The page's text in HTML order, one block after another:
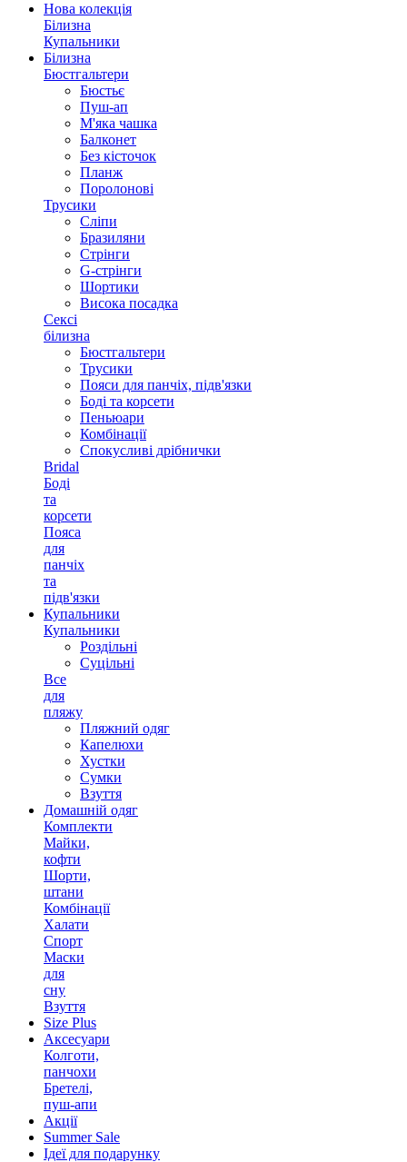
Нова колекція
Білизна
Купальники
Білизна
Бюстгальтери
Бюстьє
Пуш-ап
М'яка чашка
Балконет
Без кісточок
Планж
Поролонові
Трусики
Сліпи
Бразиляни
Стрінги
G-стрінги
Шортики
Висока посадка
Сексі
білизна
Бюстгальтери
Трусики
Пояси для панчіх, підв'язки
Боді та корсети
Пеньюари
Комбінації
Спокусливі дрібнички
Bridal
Боді
та
корсети
Пояса
для
панчіх
та
підв'язки
Купальники
Купальники
Роздільні
Суцільні
Все
для
пляжу
Пляжний одяг
Капелюхи
Хустки
Сумки
Взуття
Домашній одяг
Комплекти
Майки,
кофти
Шорти,
штани
Комбінації
Халати
Спорт
Маски
для
сну
Взуття
Size Plus
Аксесуари
Колготи,
панчохи
Бретелі,
пуш-апи
Акції
Summer Sale
Ідеї для подарунку